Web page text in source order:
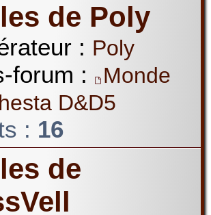
de Poly
: Poly
forum :
Monde
D&D5
: 16
de